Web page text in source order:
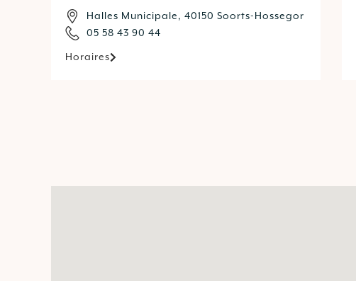
Halles Municipale, 40150 Soorts-Hossegor
05 58 43 90 44
Horaires